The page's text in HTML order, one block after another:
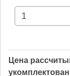
Цена